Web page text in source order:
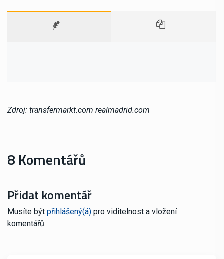
Zdroj: transfermarkt.com realmadrid.com
8 Komentářů
Přidat komentář
Musíte být přihlášený(á) pro viditelnost a vložení
komentářů.